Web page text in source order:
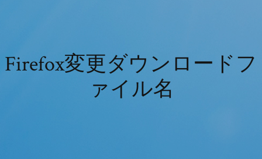
Firefox変更ダウンロードフ
ァイル名